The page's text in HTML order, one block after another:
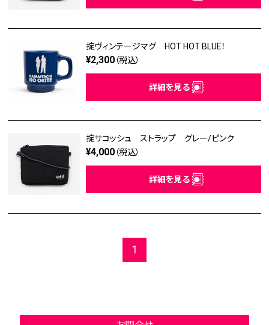
掟ヴィンテージマグ HOT HOT BLUE！
¥2,300 （税込）
詳細を見る
掟サコッシュ ストラップ グレー/ピンク
¥4,000 （税込）
詳細を見る
1